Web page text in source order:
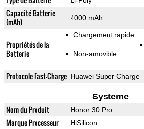
Capacité Batterie
(mAh)
4000 mAh
Propriétés de la
Batterie
Chargement rapide
Non-amovible
Protocole Fast-Charge Huawei Super Charge
Systeme
Nom du Produit Honor 30 Pro
Marque Processeur HiSilicon